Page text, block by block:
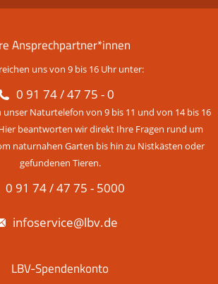
Ansprechpartner*innen
uns von 9 bis 16 Uhr unter:
0 91 74 / 47 75 - 0
Naturtelefon von 9 bis 11 und von 14 bis 16
beantworten wir direkt Ihre Fragen rund um
naturnahen Garten bis hin zu Nistkästen oder
gefundenen Tieren.
0 91 74 / 47 75 - 5000
infoservice@lbv.de
LBV-Spendenkonto